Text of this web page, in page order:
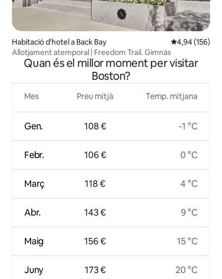
Habitació d'hotel a Back Bay 4,94 de
4,94 (156)
Allotjament atemporal | Freedom Trail. Gimnàs
Quan és el millor moment per visitar
Boston?
Mes
Gen.
Febr.
Març
Abr.
Maig
Juny
Preu mitjà
108 €
106 €
118 €
143 €
156 €
173 €
Temp. mitjana
-1 °C
0 °C
4 °C
9 °C
15 °C
20 °C